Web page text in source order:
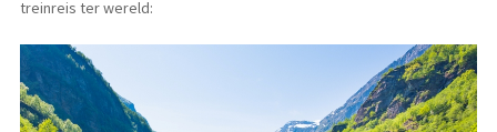
treinreis ter wereld: